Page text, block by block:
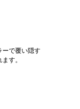
ーで覆い隠す
す。